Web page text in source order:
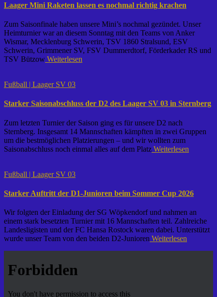
Laager Mini Raketen lassen es nochmal richtig krachen
Zum Saisonfinale haben unsere Mini’s nochmal gezündet. Unser
Heimturnier war an diesem Sonntag mit den Teams von Anker
Wismar, Mecklenburg Schwerin, TSV 1860 Stralsund, ESV
Schwerin, Grimmener SV, FSV Dummerdtorf, Förderkader RS und
TSV Bützow Weiterlesen
Fußball | Laager SV 03
Starker Saisonabschluss der D2 des Laager SV 03 in Sternberg
Zum letzten Turnier der Saison ging es für unsere D2 nach
Sternberg. Insgesamt 14 Mannschaften kämpften in zwei Gruppen
um die bestmöglichen Platzierungen – und wir wollten zum
Saisonabschluss noch einmal alles auf dem Platz Weiterlesen
Fußball | Laager SV 03
Starker Auftritt der D1-Junioren beim Sommer Cup 2026
Wir folgten der Einladung der SG Wöpkendorf und nahmen an
einem stark besetzten Turnier mit 16 Mannschaften teil. Zahlreiche
Landesligisten und der FC Hansa Rostock waren dabei. Unterstützt
wurde unser Team von den beiden D2-Junioren Weiterlesen